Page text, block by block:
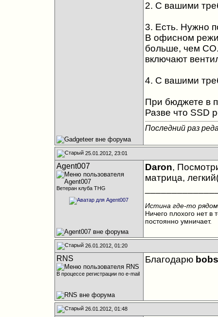
2. С вашими
3. Есть. Нужно
В офисном
больше, чем
включают
4. С вашими
При бюджете в
Разве что SSD
Последний раз
25.01.2012, 23:01
Agent007
Ветеран клуба THG
Daron,
матрица,
Истина где-то
Ничего плохого нет в
постоянно умничает.
26.01.2012, 01:20
RNS
В процессе регистрации по e-mail
Благодарю
26.01.2012, 01:48